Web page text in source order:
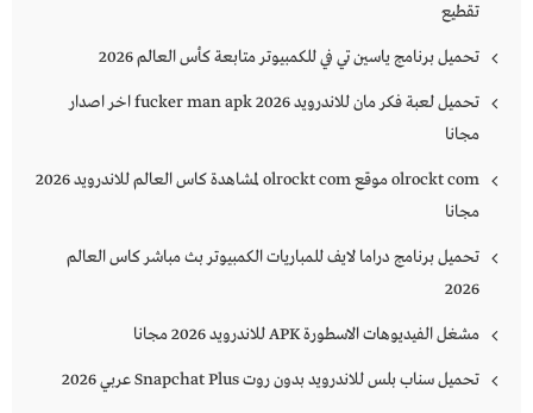
تقطيع
تحميل برنامج ياسين تي في للكمبيوتر متابعة كأس العالم 2026
تحميل لعبة فكر مان للاندرويد 2026 fucker man apk اخر اصدار
مجانا
olrockt com موقع olrockt com لمشاهدة كاس العالم للاندرويد 2026
مجانا
تحميل برنامج دراما لايف للمباريات الكمبيوتر بث مباشر كاس العالم
2026
مشغل الفيديوهات الاسطورة APK للاندرويد 2026 مجانا
تحميل سناب بلس للاندرويد بدون روت Snapchat Plus‏ عربي 2026